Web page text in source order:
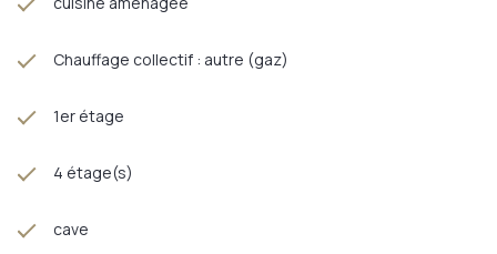
Chauffage collectif : autre (gaz)
1er étage
4 étage(s)
cave